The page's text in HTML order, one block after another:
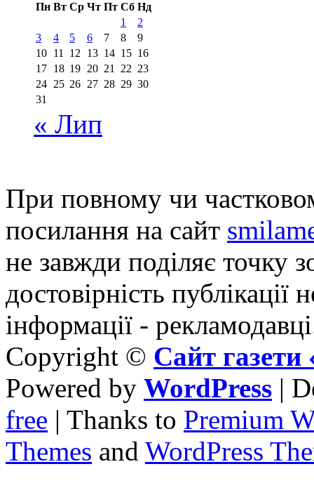
Пн Вт Ср Чт Пт Сб Нд
1
2
3
4 5 6 7 8
9
10 11 12 13 14 15 16
17 18 19 20 21 22 23
24 25 26 27 28 29 30
31
« Лип
При повному чи
посилання на сайт
не завжди поділяє точку
достовірність публікації
інформації -
Copyright © Сайт
Powered by WordPress |
free | Thanks to Premium
Themes and WordPress